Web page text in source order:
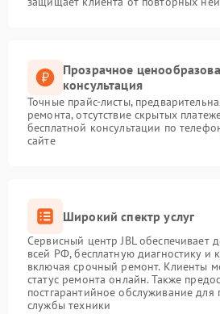
Прозрачное
консультация
Точные прайс-листы,
ремонта, отсутствие скрытых
бесплатной консультации по
сайте
Широкий спектр услуг
Сервисный центр JBL обеспечивает
всей РФ, бесплатную диагностику и
включая срочный ремонт. Клиенты
статус ремонта онлайн. Также
постгарантийное обслуживание для
службы техники